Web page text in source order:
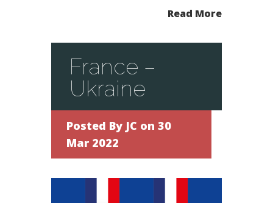
Read More
France –
Ukraine
Posted By JC on 30
Mar 2022